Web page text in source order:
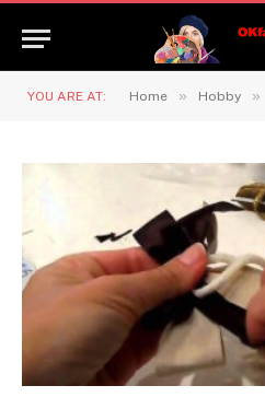
YOU ARE AT: Home » Hobby »